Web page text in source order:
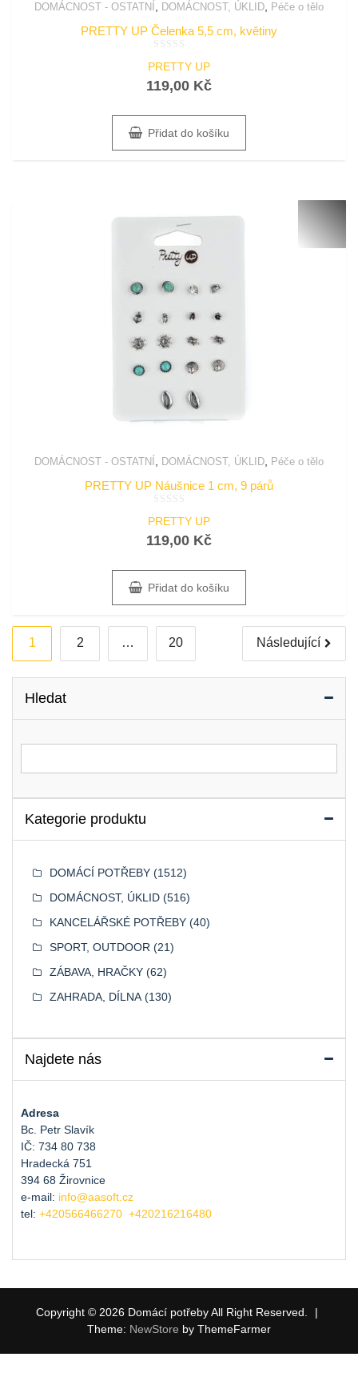
DOMÁCNOST - OSTATNÍ DOMÁCNOST, ÚKLID Péče o tělo
PRETTY UP Čelenka 5,5 cm, květiny
0
5
PRETTY UP
119,00 Kč
Přidat do košíku
DOMÁCNOST - OSTATNÍ DOMÁCNOST, ÚKLID Péče o tělo
PRETTY UP Náušnice 1 cm, 9 párů
0
5
PRETTY UP
119,00 Kč
Přidat do košíku
Stránkování
příspěvků
1 2 … 20 Následující
Hledat
Kategorie produktu
DOMÁCÍ POTŘEBY (1512)
DOMÁCNOST, ÚKLID (516)
KANCELÁŘSKÉ POTŘEBY (40)
SPORT, OUTDOOR (21)
ZÁBAVA, HRAČKY (62)
ZAHRADA, DÍLNA (130)
Najdete nás
Adresa
Bc. Petr Slavík
IČ: 734 80 738
Hradecká 751
394 68 Žirovnice
e-mail: info@aasoft.cz
tel: +420566466270 +420216216480
Copyright © 2026 Domácí potřeby All Right Reserved.
|
Theme: NewStore by ThemeFarmer